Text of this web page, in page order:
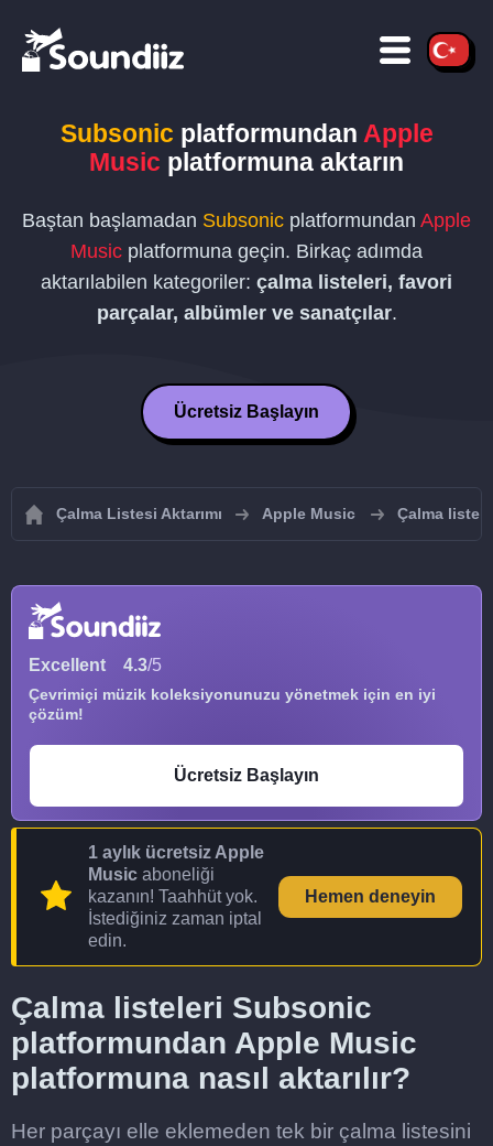
Subsonic platformundan Apple
Music platformuna aktarın
Baştan başlamadan Subsonic platformundan Apple
Music platformuna geçin. Birkaç adımda
aktarılabilen kategoriler: çalma listeleri, favori
parçalar, albümler ve sanatçılar.
Ücretsiz Başlayın
Çalma Listesi Aktarımı Apple Music Çalma
Excellent 4.3/5
Çevrimiçi müzik koleksiyonunuzu yönetmek için en iyi
çözüm!
Ücretsiz Başlayın
1 aylık ücretsiz Apple
Music aboneliği
kazanın! Taahhüt yok.
İstediğiniz zaman iptal
edin.
Hemen deneyin
Çalma listeleri Subsonic
platformundan Apple Music
platformuna nasıl aktarılır?
Her parçayı elle eklemeden tek bir çalma listesini